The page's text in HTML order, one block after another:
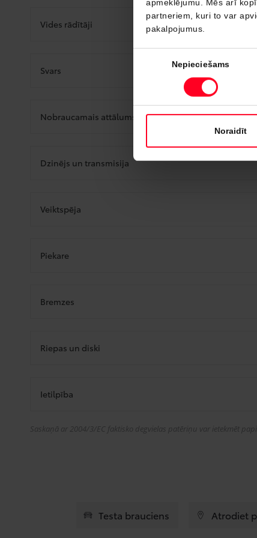
apmeklējumu. Mēs arī
partneriem, kuri to var
pakalpojumus.
Nepieciešams
Noraidīt
Vides rādītāji
Svars
Nobraucamais attālums
Dzinējs un transmisija
Veiktspēja
Piekare
Bremzes
Riepas un diski
Ietilpība
Saskaņā ar 2004/3/EC faktisko degvielas patēriņu var ietekmēt
Testa brauciens Atrodiet